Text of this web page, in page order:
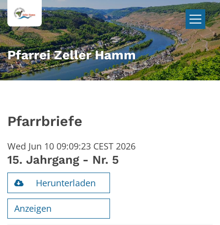
Zum Inhalt springen
Pfarrei Zeller Hamm
Pfarrbriefe
Wed Jun 10 09:09:23 CEST 2026
15. Jahrgang - Nr. 5
Herunterladen
Anzeigen